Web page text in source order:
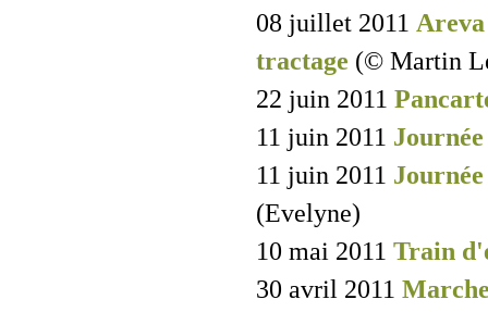
08 juillet 2011
tractage (© Martin
22 juin 2011
11 juin 2011
11 juin 2011
(Evelyne)
10 mai 2011 Train
30 avril 2011